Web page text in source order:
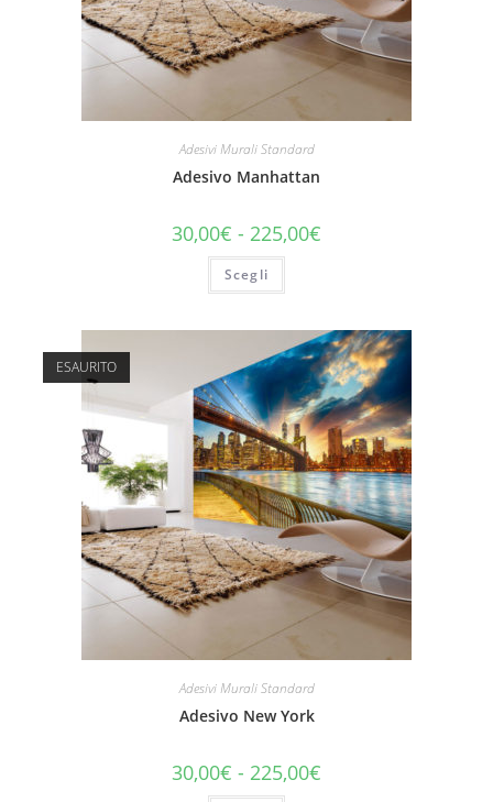
Adesivi Murali Standard
Adesivo Manhattan
30,00€ - 225,00€
Scegli
ESAURITO
Adesivi Murali Standard
Adesivo New York
30,00€ - 225,00€